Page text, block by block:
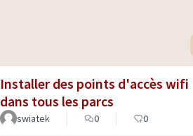
Installer des points d'accès wifi
dans tous les parcs
swiatek 0 0